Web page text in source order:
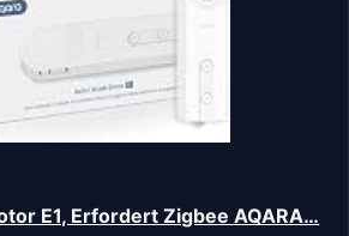
E1, Erfordert Zigbee AQARA…